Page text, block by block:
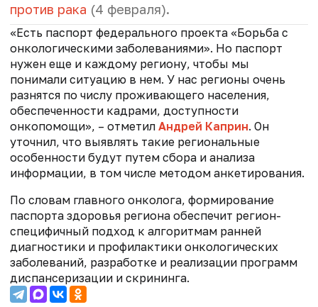
против рака (4 февраля).
«Есть паспорт федерального проекта «Борьба с
онкологическими заболеваниями». Но паспорт
нужен еще и каждому региону, чтобы мы
понимали ситуацию в нем. У нас регионы очень
разнятся по числу проживающего населения,
обеспеченности кадрами, доступности
онкопомощи», – отметил Андрей Каприн. Он
уточнил, что выявлять такие региональные
особенности будут путем сбора и анализа
информации, в том числе методом анкетирования.
По словам главного онколога, формирование
паспорта здоровья региона обеспечит регион-
специфичный подход к алгоритмам ранней
диагностики и профилактики онкологических
заболеваний, разработке и реализации программ
диспансеризации и скрининга.